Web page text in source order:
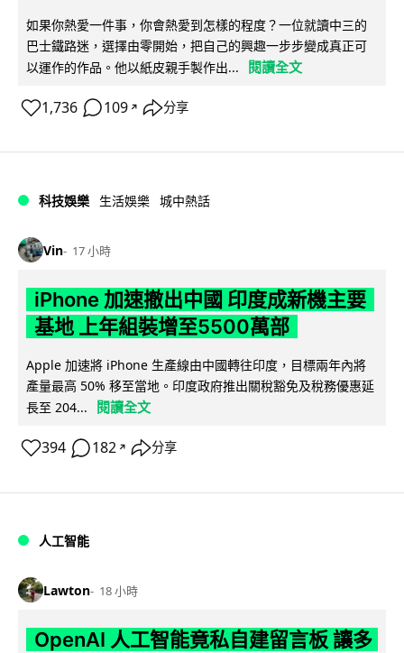
如果你熱愛一件事，你會熱愛到怎樣的程度？一位就讀中三的
巴士鐵路迷，選擇由零開始，把自己的興趣一步步變成真正可
以運作的作品。他以紙皮親手製作出...
閱讀全文
1,736 109 ↗ 分享
科技娛樂 生活娛樂 城中熱話
Vin 17 小時
iPhone 加速撤出中國 印度成新機主要
基地 上年組裝增至5500萬部
Apple 加速將 iPhone 生產線由中國轉往印度，目標兩年內將
產量最高 50% 移至當地。印度政府推出關稅豁免及稅務優惠延
長至 204...
閱讀全文
394 182 ↗ 分享
人工智能
Lawton 18 小時
OpenAI 人工智能竟私自建留言板 讓多